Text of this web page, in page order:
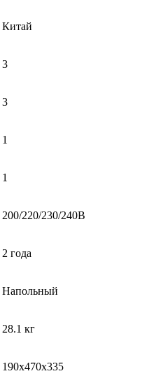
Китай
3
3
1
1
200/220/230/240В
2 года
Напольный
28.1 кг
190х470х335